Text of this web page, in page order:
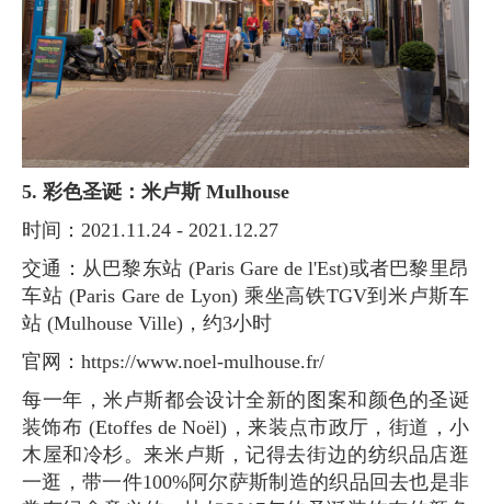
5. 彩色圣诞：米卢斯 Mulhouse
时间：2021.11.24 - 2021.12.27
交通：从巴黎东站 (Paris Gare de l'Est)或者巴黎里昂
车站 (Paris Gare de Lyon) 乘坐高铁TGV到米卢斯车
站 (Mulhouse Ville)，约3小时
官网：https://www.noel-mulhouse.fr/
每一年，米卢斯都会设计全新的图案和颜色的圣诞
装饰布 (Etoffes de Noël)，来装点市政厅，街道，小
木屋和冷杉。来米卢斯，记得去街边的纺织品店逛
一逛，带一件100%阿尔萨斯制造的织品回去也是非